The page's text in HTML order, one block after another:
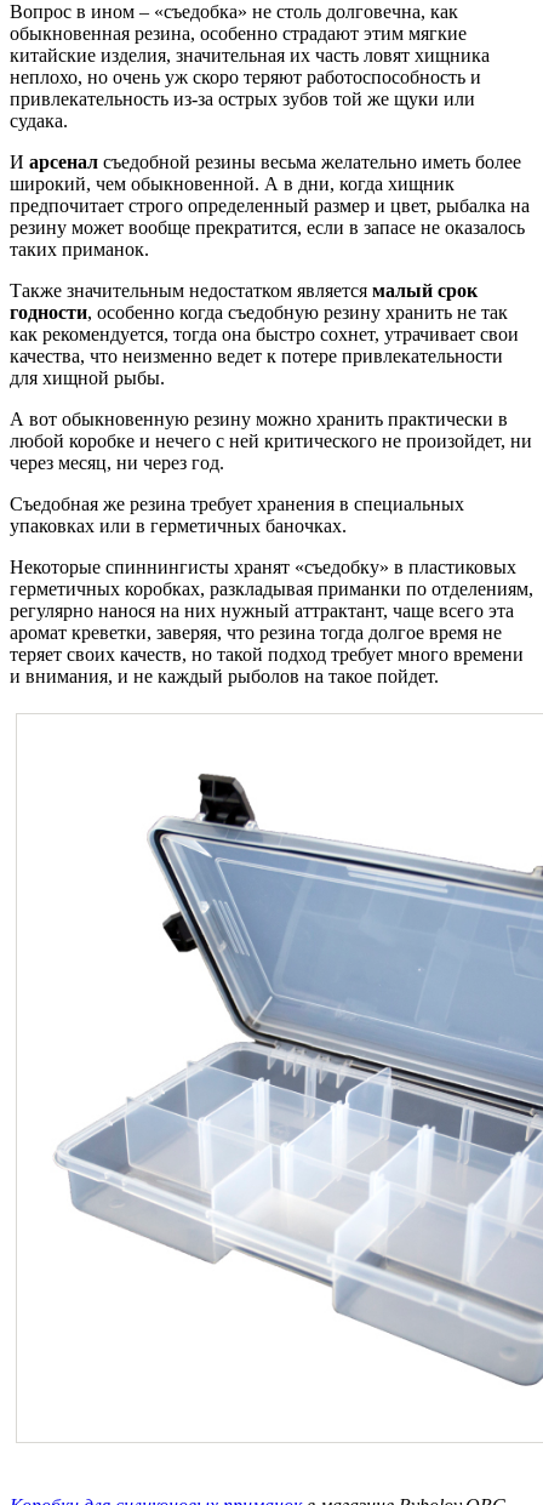
Вопрос в ином – «съедобка» не столь долговечна, как
обыкновенная резина, особенно страдают этим мягкие
китайские изделия, значительная их часть ловят хищника
неплохо, но очень уж скоро теряют работоспособность и
привлекательность из-за острых зубов той же щуки или
судака.
И арсенал съедобной резины весьма желательно иметь более
широкий, чем обыкновенной. А в дни, когда хищник
предпочитает строго определенный размер и цвет, рыбалка на
резину может вообще прекратится, если в запасе не оказалось
таких приманок.
Также значительным недостатком является малый срок
годности, особенно когда съедобную резину хранить не так
как рекомендуется, тогда она быстро сохнет, утрачивает свои
качества, что неизменно ведет к потере привлекательности
для хищной рыбы.
А вот обыкновенную резину можно хранить практически в
любой коробке и нечего с ней критического не произойдет, ни
через месяц, ни через год.
Съедобная же резина требует хранения в специальных
упаковках или в герметичных баночках.
Некоторые спиннингисты хранят «съедобку» в пластиковых
герметичных коробках, разкладывая приманки по отделениям,
регулярно нанося на них нужный аттрактант, чаще всего эта
аромат креветки, заверяя, что резина тогда долгое время не
теряет своих качеств, но такой подход требует много времени
и внимания, и не каждый рыболов на такое пойдет.